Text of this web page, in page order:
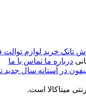
تانک خرید لوازم توالت
درباره ما تماس با ما
میتاکالا است.